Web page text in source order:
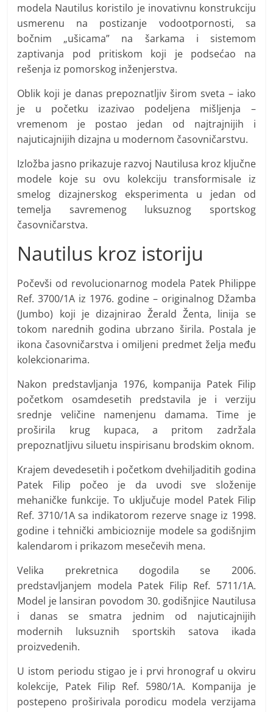
modela Nautilus koristilo je inovativnu konstrukciju
usmerenu na postizanje vodootpornosti, sa
bočnim „ušicama” na šarkama i sistemom
zaptivanja pod pritiskom koji je podsećao na
rešenja iz pomorskog inženjerstva.
Oblik koji je danas prepoznatljiv širom sveta – iako
je u početku izazivao podeljena mišljenja –
vremenom je postao jedan od najtrajnijih i
najuticajnijih dizajna u modernom časovničarstvu.
Izložba jasno prikazuje razvoj Nautilusa kroz ključne
modele koje su ovu kolekciju transformisale iz
smelog dizajnerskog eksperimenta u jedan od
temelja savremenog luksuznog sportskog
časovničarstva.
Nautilus kroz istoriju
Počevši od revolucionarnog modela Patek Philippe
Ref. 3700/1A iz 1976. godine – originalnog Džamba
(Jumbo) koji je dizajnirao Žerald Ženta, linija se
tokom narednih godina ubrzano širila. Postala je
ikona časovničarstva i omiljeni predmet želja među
kolekcionarima.
Nakon predstavljanja 1976, kompanija Patek Filip
početkom osamdesetih predstavila je i verziju
srednje veličine namenjenu damama. Time je
proširila krug kupaca, a pritom zadržala
prepoznatljivu siluetu inspirisanu brodskim oknom.
Krajem devedesetih i početkom dvehiljaditih godina
Patek Filip počeo je da uvodi sve složenije
mehaničke funkcije. To uključuje model Patek Filip
Ref. 3710/1A sa indikatorom rezerve snage iz 1998.
godine i tehnički ambicioznije modele sa godišnjim
kalendarom i prikazom mesečevih mena.
Velika prekretnica dogodila se 2006.
predstavljanjem modela Patek Filip Ref. 5711/1A.
Model je lansiran povodom 30. godišnjice Nautilusa
i danas se smatra jednim od najuticajnijih
modernih luksuznih sportskih satova ikada
proizvedenih.
U istom periodu stigao je i prvi hronograf u okviru
kolekcije, Patek Filip Ref. 5980/1A. Kompanija je
postepeno proširivala porodicu modela verzijama